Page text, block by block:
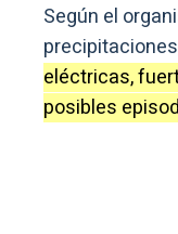
Según el
eléctricas,
posibles